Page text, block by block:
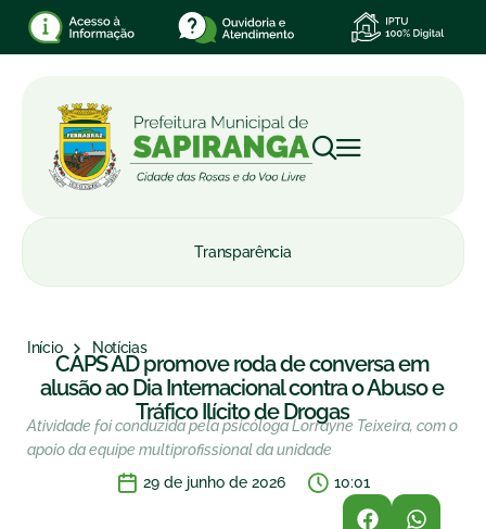
Transparência
Início Notícias
CAPS AD promove roda de conversa em
alusão ao Dia Internacional contra o Abuso e
Tráfico Ilícito de Drogas
Atividade foi conduzida pela psicóloga Lorrayne Teixeira, com o
apoio da equipe multiprofissional da unidade
29 de junho de 2026
10:01